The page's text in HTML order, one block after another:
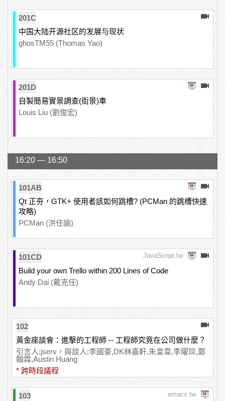
201C
中国大陆开源社区的发展与现状
ghosTM55 (Thomas Yao)
201D
自製簡易實景調查(街景)車
Louis Liu (劉俊宏)
16:20 — 16:50
101AB
Qt 正夯，GTK+ 使用者該如何跳槽? (PCMan 的跳槽快速
攻略)
PCMan (洪任諭)
101CD JavaScript.tw
Build your own Trello within 200 Lines of Code
Andy Dai (戴克任)
102
黃金座談會：進擊的工程師 -- 工程師究竟在公司做什麼？
引言人:jserv，與談人:李國豪,DK林嘉軒,朱皇韋,李曜琮,鄭
翰霖,Austin Huang
* 跨時段議程
103 emacs.tw